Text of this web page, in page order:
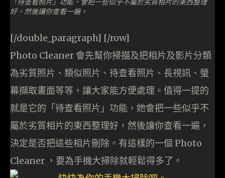
好，然後讓你查看一遍。
[/double_paragraph] [/row]
Photo Cleaner 會先幫你掃描及把相片及影片分類
為劣質照片、類似照片、待查看照片、長視訊、螢
幕擷取畫面等等，讓大家能方便處理。值得一提的
就是它的「待查看照片」功能，她會把一些似乎不
屬於劣質相片的東西整理好，然後讓你查看一遍，
決定是否把這些相片刪除。有這樣的一個 Photo
Cleaner ，要為手機大掃除就輕鬆得多了。